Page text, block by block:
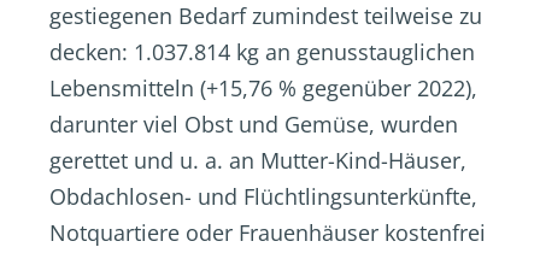
gestiegenen Bedarf zumindest teilweise zu
decken: 1.037.814 kg an genusstauglichen
Lebensmitteln (+15,76 % gegenüber 2022),
darunter viel Obst und Gemüse, wurden
gerettet und u. a. an Mutter-Kind-Häuser,
Obdachlosen- und Flüchtlingsunterkünfte,
Notquartiere oder Frauenhäuser kostenfrei